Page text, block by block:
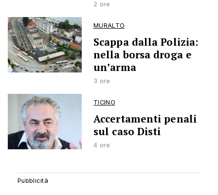
2 ore
MURALTO
Scappa dalla Polizia:
nella borsa droga e
un’arma
3 ore
TICINO
Accertamenti penali
sul caso Disti
4 ore